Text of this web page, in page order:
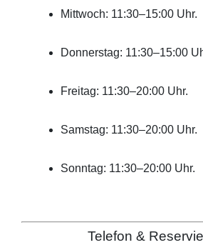
Mittwoch: 11:30–15:00 Uhr.
Donnerstag: 11:30–15:00
Freitag: 11:30–20:00 Uhr.
Samstag: 11:30–20:00 Uhr.
Sonntag: 11:30–20:00 Uhr.
Telefon &